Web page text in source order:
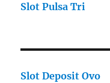
Slot Pulsa Tri
Slot Deposit Ovo